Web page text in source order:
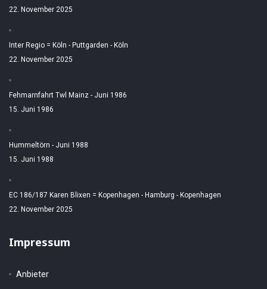
22. November 2025
Inter Regio = Köln - Puttgarden - Köln
22. November 2025
Fehmarnfahrt Twl Mainz - Juni 1986
15. Juni 1986
Hummeltörn - Juni 1988
15. Juni 1988
EC 186/187 Karen Blixen = Kopenhagen - Hamburg - Kopenhagen
22. November 2025
Impressum
Anbieter